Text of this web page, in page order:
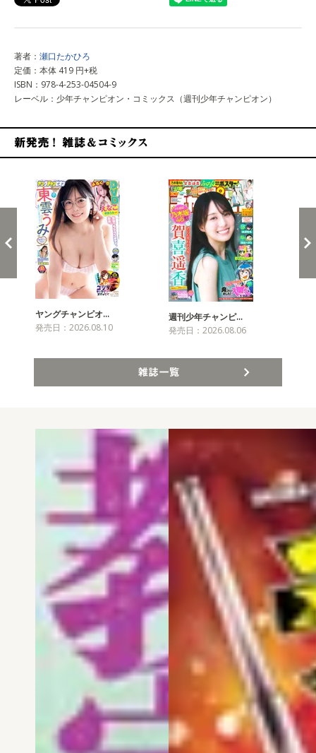
著者： 瀬口たかひろ
定価：本体 419 円+税
ISBN：978-4-253-04504-9
レーベル：少年チャンピオン・コミックス（週刊少年チャンピオン）
ヤングチャンピオ…
発売日：2026.08.10
週刊少年チャンピ…
発売日：2026.08.06